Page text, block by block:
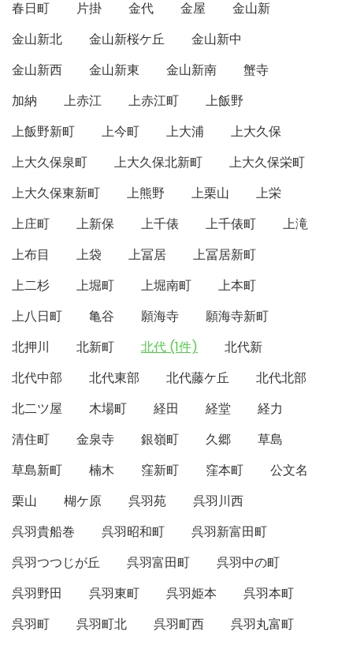
春日町 片掛 金代 金屋
金山新
金山新北
金山新桜ケ丘
金山新中
金山新西
金山新東 金山新南
蟹寺
加納
上赤江 上赤江町
上飯野
上飯野新町
上今町 上大浦
上大久保
上大久保泉町
上大久保北新町
上大久保栄町
上大久保東新町
上熊野 上栗山
上栄
上庄町
上新保 上千俵 上千俵町
上滝
上布目
上袋 上冨居
上冨居新町
上二杉
上堀町 上堀南町
上本町
上八日町
亀谷 願海寺
願海寺新町
北押川
北新町 北代 (1件)
北代新
北代中部
北代東部 北代藤ケ丘
北代北部
北二ツ屋
木場町 経田 経堂
経力
清住町
金泉寺 銀嶺町 久郷
草島
草島新町
楠木 窪新町 窪本町
公文名
栗山
楜ケ原 呉羽苑
呉羽川西
呉羽貴船巻
呉羽昭和町
呉羽新富田町
呉羽つつじが丘
呉羽富田町
呉羽中の町
呉羽野田
呉羽東町 呉羽姫本
呉羽本町
呉羽町
呉羽町北 呉羽町西
呉羽丸富町